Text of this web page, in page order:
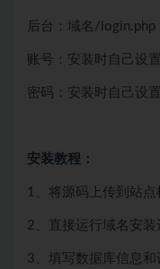
后台：域名/login.php
账号：安装时自己设置
密码：安装时自己设置
安装教程：
1、将源码上传到站点
2、直接运行域名安装
3、填写数据库信息